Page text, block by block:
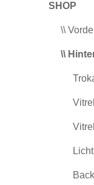
SHOP
\\
\\